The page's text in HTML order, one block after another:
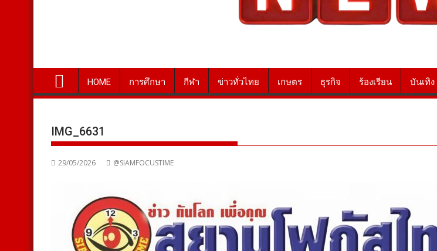
HOME การศึกษา กีฬา ข่าวทั่วไทย เกษตร ธุรกิจ ร้องเรียน บันเทิง
IMG_6631
29/05/2026 @SIAMFOCUSTIME